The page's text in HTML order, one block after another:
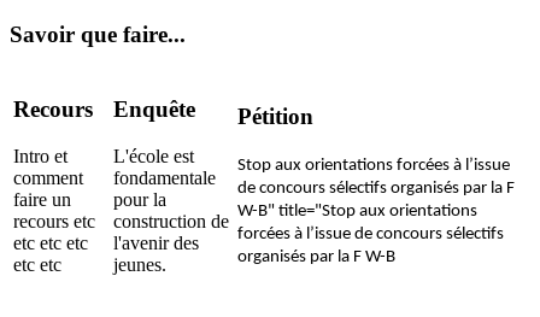
Savoir que faire...
Recours
Intro et
comment
faire un
recours etc
etc etc etc
etc etc
Enquête
L'école est
fondamentale
pour la
construction de
l'avenir des
jeunes.
Pétition
Stop aux orientations forcées à l’issue
de concours sélectifs organisés par la F
W-B" title="Stop aux orientations
forcées à l’issue de concours sélectifs
organisés par la F W-B